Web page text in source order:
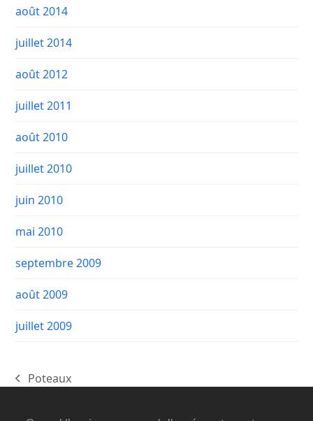
août 2014
juillet 2014
août 2012
juillet 2011
août 2010
juillet 2010
juin 2010
mai 2010
septembre 2009
août 2009
juillet 2009
previous
Poteaux